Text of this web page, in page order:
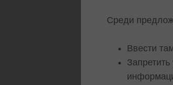
Среди
Ввести